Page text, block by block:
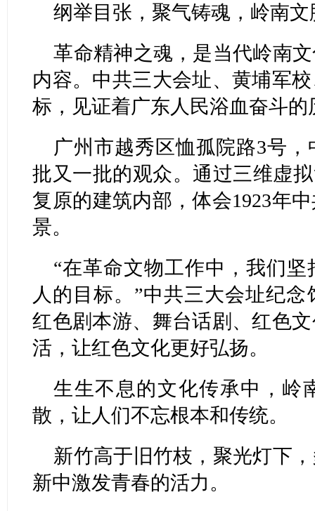
纲举目张，聚气铸魂，岭南
革命精神之魂，是当代岭南
内容。中共三大会址、黄埔军
标，见证着广东人民浴血奋斗的
广州市越秀区恤孤院路3号
批又一批的观众。通过三维虚
复原的建筑内部，体会1923年
景。
“在革命文物工作中，我们
人的目标。”中共三大会址纪
红色剧本游、舞台话剧、红色
活，让红色文化更好弘扬。
生生不息的文化传承中，岭
散，让人们不忘根本和传统。
新竹高于旧竹枝，聚光灯下
新中激发青春的活力。